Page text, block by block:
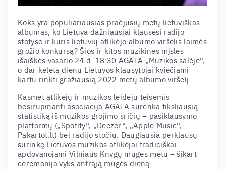
Koks yra populiariausias praėjusių metų lietuviškas
albumas, ko Lietuva dažniausiai klausėsi radijo
stotyse ir kuris lietuvių atlikėjo albumo viršelis laimės
grožio konkursą? Šios ir kitos muzikinės mįslės
išaiškės vasario 24 d. 18:30 AGATA „Muzikos salėje“,
o dar keletą dienų Lietuvos klausytojai kviečiami
kartu rinkti gražiausią 2022 metų albumo viršelį.
Kasmet atlikėjų ir muzikos leidėjų teisėmis
besirūpinanti asociacija AGATA surenka tiksliausią
statistiką iš muzikos grojimo sričių – pasiklausymo
platformų („Spotify“, „Deezer“, „Apple Music“,
Pakartot.lt) bei radijo stočių. Daugiausia perklausų
surinkę Lietuvos muzikos atlikėjai tradiciškai
apdovanojami Vilniaus Knygų mugės metu – šįkart
ceremonija vyks antrąją mugės dieną.